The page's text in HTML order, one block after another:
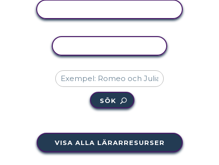
SÖK
VISA ALLA LÄRARRESURSER